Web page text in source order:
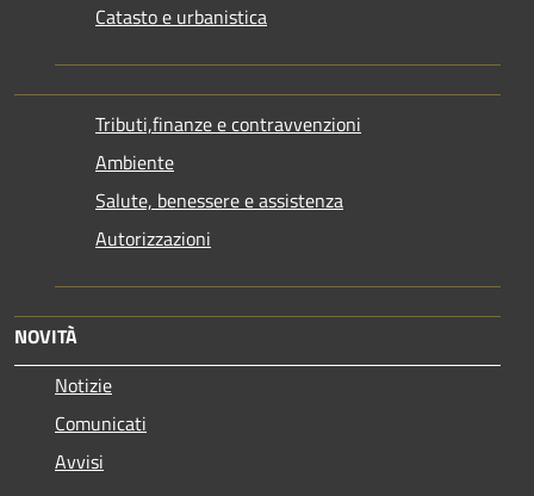
Catasto e urbanistica
Tributi,finanze e contravvenzioni
Ambiente
Salute, benessere e assistenza
Autorizzazioni
NOVITÀ
Notizie
Comunicati
Avvisi